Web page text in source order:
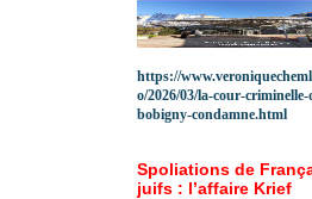
https://
o/2026/03/la-cour-criminelle-
bobigny-condamne.html
Spoliations de
juifs : l’affaire Krief